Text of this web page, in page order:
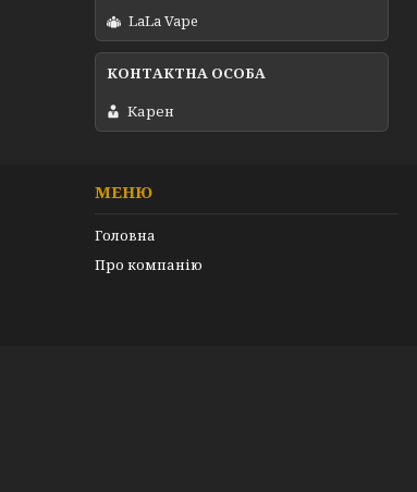
LaLa Vape
Карен
МЕНЮ
Головна
Про компанію